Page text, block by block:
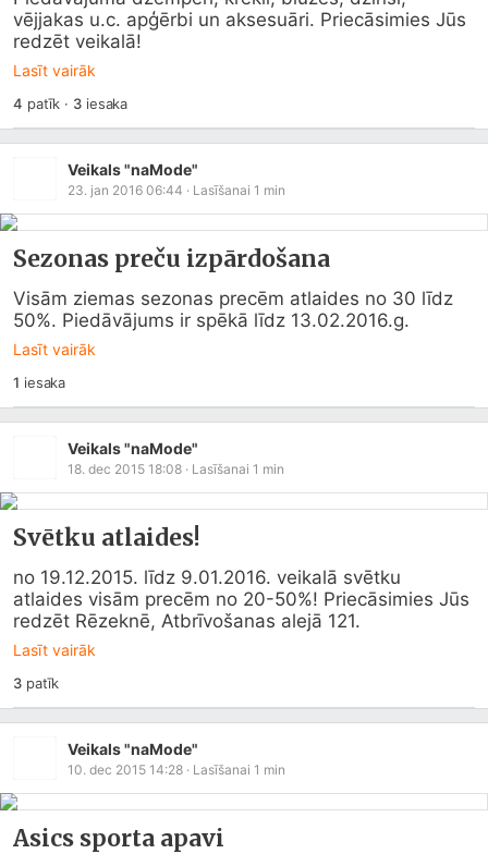
vējjakas u.c. apģērbi un aksesuāri. Priecāsimies Jūs
redzēt veikalā!
Lasīt vairāk
4 patīk · 3iesaka
Veikals "naMode"
23. jan 2016 06:44 · Lasīšanai 1 min
Sezonas preču izpārdošana
Visām ziemas sezonas precēm atlaides no 30 līdz
50%. Piedāvājums ir spēkā līdz 13.02.2016.g.
Lasīt vairāk
1 iesaka
Veikals "naMode"
18. dec 2015 18:08 · Lasīšanai 1 min
Svētku atlaides!
no 19.12.2015. līdz 9.01.2016. veikalā svētku
atlaides visām precēm no 20-50%! Priecāsimies Jūs
redzēt Rēzeknē, Atbrīvošanas alejā 121.
Lasīt vairāk
3patīk
Veikals "naMode"
10. dec 2015 14:28 · Lasīšanai 1 min
Asics sporta apavi